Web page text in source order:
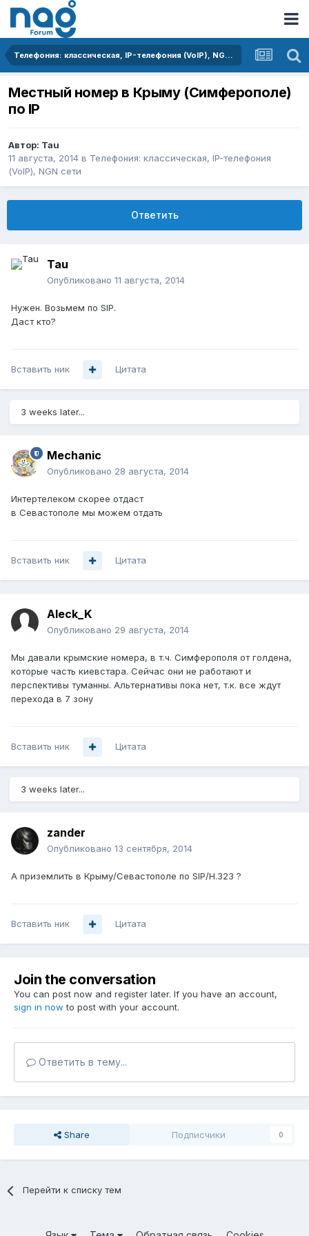
Телефония: классическая, IP-телефония (VoIP), NGN сети
Местный номер в Крыму (Симферополе)
по IP
Автор: Tau
11 августа, 2014 в Телефония: классическая, IP-телефония
(VoIP), NGN сети
Ответить
Tau
Опубликовано 11 августа, 2014
Нужен. Возьмем по SIP.
Даст кто?
Вставить ник Цитата
3 weeks later...
Mechanic
Опубликовано 28 августа, 2014
Интертелеком скорее отдаст
в Севастополе мы можем отдать
Вставить ник Цитата
Aleck_K
Опубликовано 29 августа, 2014
Мы давали крымские номера, в т.ч. Симферополя от голдена,
которые часть киевстара. Сейчас они не работают и
перспективы туманны. Альтернативы пока нет, т.к. все ждут
перехода в 7 зону
Вставить ник Цитата
3 weeks later...
zander
Опубликовано 13 сентября, 2014
А приземлить в Крыму/Севастополе по SIP/H.323 ?
Вставить ник Цитата
Join the conversation
You can post now and register later. If you have an account,
sign in now to post with your account.
Ответить в тему...
Share Подписчики 0
Перейти к списку тем